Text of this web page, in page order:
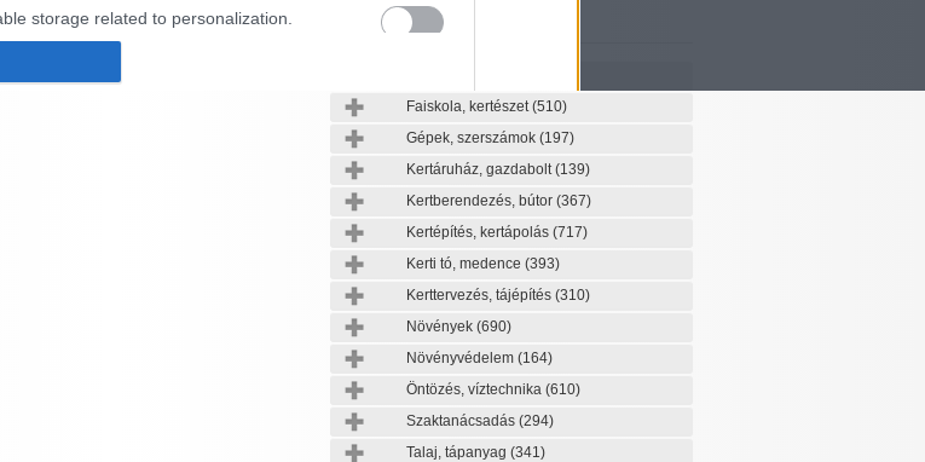
storage related to personalization.
fraud prevention, and other user protection.
Kertészeti szaknévsor
Faiskola, kertészet(510)
Gépek, szerszámok (197)
Kertáruház, gazdabolt(139)
Kertberendezés, bútor (367)
Kertépítés, kertápolás (717)
Kerti tó, medence (393)
Kerttervezés, tájépítés (310)
Növények (690)
Növényvédelem (164)
Öntözés, víztechnika (610)
Szaktanácsadás (294)
Talaj, tápanyag (341)